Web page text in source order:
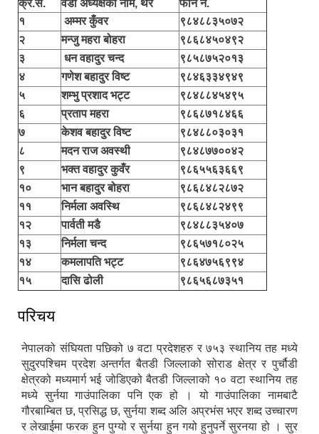
क्र.स. वडा अध्यक्षको नाम, थर
फोन नं.
१
अम्मर कुँवर
९८४८८३५०७२
२
मन्जु महरा बोहरा
९८६८४५०४९२
३
धन वहादुर चन्द
९८५८७५२०१३
४
गणेश बहादुर विष्ट
९८४६३३४९४९
५
शम्भु प्रशाद भट्ट
९८४८८४५४९५
६
प्रताप महरा
९८६८७१८४६६
७
केशव बहादुर विष्ट
९८४८८०३०३१
८
मदन राज अवस्थी
९८४८७७००४२
९
भक्त वहादुर कुवँर
९८६५५६३६६९
१०
भान बहादुर बोहरा
९८६८४८२८७२
११
निर्मला अवस्थि
९८६८४८२४९९
१२
पार्वती मडै
९८४८८३५४०७
१३
निर्मला चन्द
९८६५७१८०२५
१४
कमलापति भट्ट
९८६४७५६९९४
१५
दासि ढोली ९८६५६८७३५१
परिचय
नेपालको संघियता पछिको ७ वटा प्रदेशहरु र ७५३ स्थानिय तह मध्ये
सुदुरपश्चिम प्रदेश अन्तर्गत बैतडी जिल्लाको सोराड क्षेत्र र पुर्चौडी
क्षेत्रको मध्यमार्ग भई जोडिएको बैतडी जिल्लाको १० वटा स्थानिय तह
मध्ये सुर्नया गाउंपालिका पनि एक हो । यो गाउंपालिका नामबाटै
गौरबाम्बित छ, प्रसिद्ध छ, सुर्नया शब्द अलि अप्रभंस भएर शब्द उच्चारण
र लेखाईमा फरक हुन पुग्यो र सुर्नया हुन गयो हुनुपर्ने सुरनया हो । सुर